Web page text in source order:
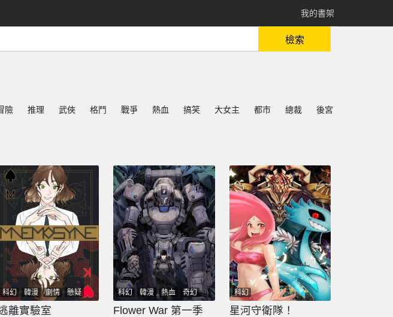
我的書架
檢索
險 推理 武俠 格鬥 戰爭 熱血 搞笑 大女主 都市 總裁
後宮
科幻 韓漫 劇情 懸疑
離實驗室
科幻 韓漫 熱血
奇幻
少年
玄幻
Flower War 第一季
科幻
星河守衛隊！